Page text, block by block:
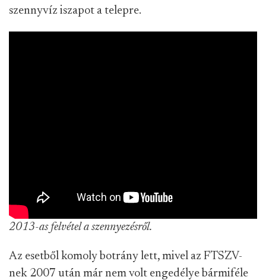
szennyvíz iszapot a telepre.
2013-as felvétel a szennyezésről.
Az esetből komoly botrány lett, mivel az FTSZV-
nek 2007 után már nem volt engedélye bármiféle